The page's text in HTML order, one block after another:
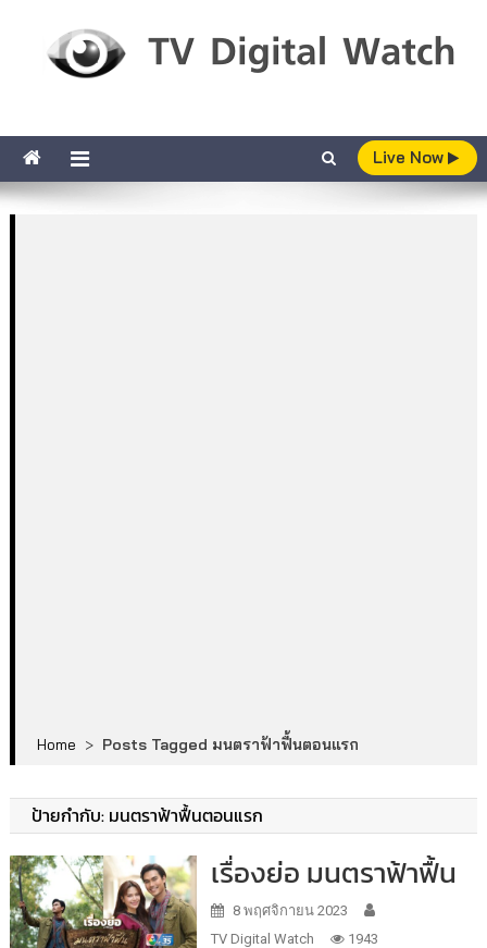
Live Now
Home > Posts Tagged มนตราฟ้าฟื้นตอนแรก
ป้ายกำกับ: มนตราฟ้าฟื้นตอนแรก
เรื่องย่อ มนตราฟ้าฟื้น
8 พฤศจิกายน 2023
TV Digital Watch
1943